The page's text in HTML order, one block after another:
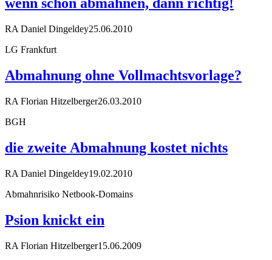
wenn schon abmahnen, dann richtig!
RA Daniel Dingeldey25.06.2010
LG Frankfurt
Abmahnung ohne Vollmachtsvorlage?
RA Florian Hitzelberger26.03.2010
BGH
die zweite Abmahnung kostet nichts
RA Daniel Dingeldey19.02.2010
Abmahnrisiko Netbook-Domains
Psion knickt ein
RA Florian Hitzelberger15.06.2009